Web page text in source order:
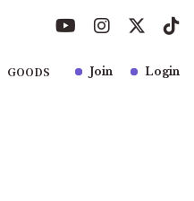
GOODS Join Login